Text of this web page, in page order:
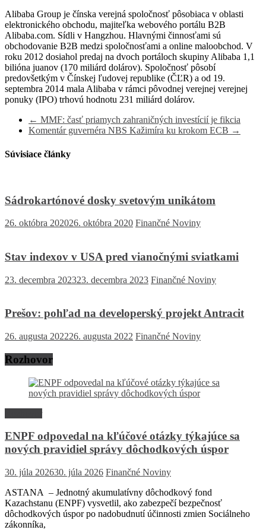
Alibaba Group je čínska verejná spoločnosť pôsobiaca v oblasti
elektronického obchodu, majiteľka webového portálu B2B
Alibaba.com. Sídli v Hangzhou. Hlavnými činnosťami sú
obchodovanie B2B medzi spoločnosťami a online maloobchod. V
roku 2012 dosiahol predaj na dvoch portáloch skupiny Alibaba 1,1
bilióna juanov (170 miliárd dolárov). Spoločnosť pôsobí
predovšetkým v Čínskej ľudovej republike (ČĽR) a od 19.
septembra 2014 mala Alibaba v rámci pôvodnej verejnej verejnej
ponuky (IPO) trhovú hodnotu 231 miliárd dolárov.
← MMF: časť priamych zahraničných investícií je fikcia
Komentár guvernéra NBS Kažimíra ku krokom ECB →
Súvisiace články
Sádrokartónové dosky svetovým unikátom
26. októbra 202026. októbra 2020 Finančné Noviny
Stav indexov v USA pred vianočnými sviatkami
23. decembra 202323. decembra 2023 Finančné Noviny
Prešov: pohľad na developerský projekt Antracit
26. augusta 202226. augusta 2022 Finančné Noviny
Rozhovor
ENPF odpovedal na kľúčové otázky týkajúce sa
nových pravidiel správy dôchodkových úspor
30. júla 202630. júla 2026 Finančné Noviny
ASTANA – Jednotný akumulatívny dôchodkový fond
Kazachstanu (ENPF) vysvetlil, ako zabezpečí bezpečnosť
dôchodkových úspor po nadobudnutí účinnosti zmien Sociálneho
zákonníka,